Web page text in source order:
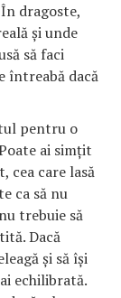
dragoste,
și unde
să faci
întreabă dacă
pentru o
ai simțit
cea care lasă
ca să nu
trebuie să
Dacă
și să își
echilibrată.